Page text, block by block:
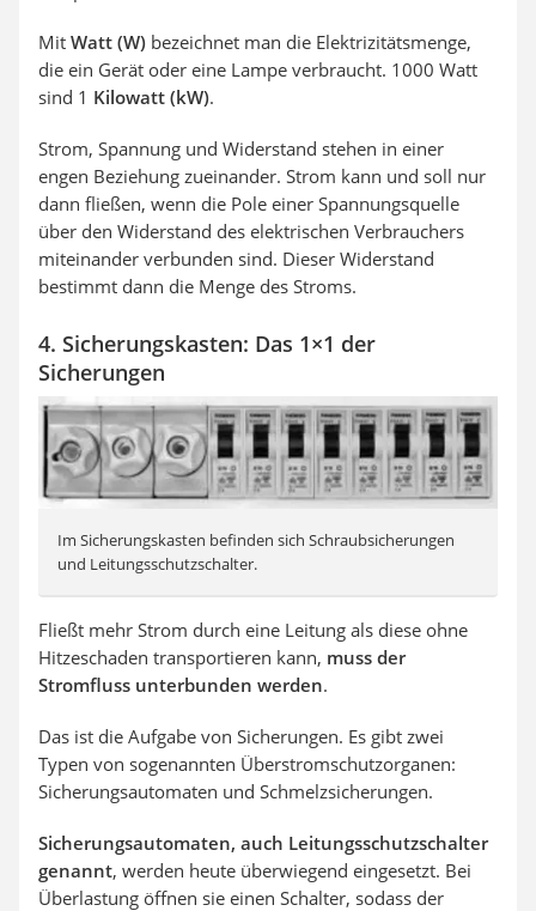
Mit Watt (W) bezeichnet man die Elektrizitätsmenge,
die ein Gerät oder eine Lampe verbraucht. 1000 Watt
sind 1 Kilowatt (kW).
Strom, Spannung und Widerstand stehen in einer
engen Beziehung zueinander. Strom kann und soll nur
dann fließen, wenn die Pole einer Spannungsquelle
über den Widerstand des elektrischen Verbrauchers
miteinander verbunden sind. Dieser Widerstand
bestimmt dann die Menge des Stroms.
4. Sicherungskasten: Das 1×1 der
Sicherungen
Im Sicherungskasten befinden sich Schraubsicherungen
und Leitungsschutzschalter.
Fließt mehr Strom durch eine Leitung als diese ohne
Hitzeschaden transportieren kann, muss der
Stromfluss unterbunden werden.
Das ist die Aufgabe von Sicherungen. Es gibt zwei
Typen von sogenannten Überstromschutzorganen:
Sicherungsautomaten und Schmelzsicherungen.
Sicherungsautomaten, auch Leitungsschutzschalter
genannt, werden heute überwiegend eingesetzt. Bei
Überlastung öffnen sie einen Schalter, sodass der